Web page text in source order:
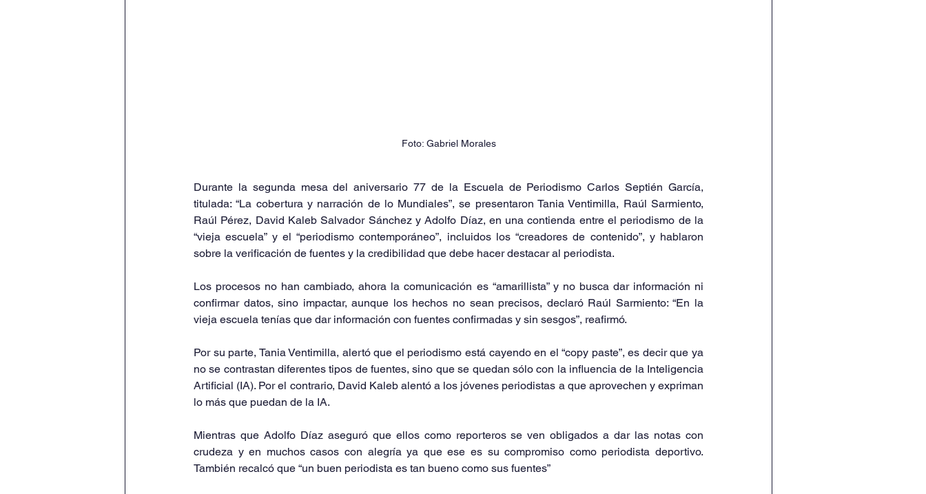
Foto: Gabriel Morales
Durante la segunda mesa del aniversario 77 de la Escuela de Periodismo Carlos Septién García,
titulada: “La cobertura y narración de lo Mundiales”, se presentaron Tania Ventimilla, Raúl Sarmiento,
Raúl Pérez, David Kaleb Salvador Sánchez y Adolfo Díaz, en una contienda entre el periodismo de la
“vieja escuela” y el “periodismo contemporáneo”, incluidos los “creadores de contenido”, y hablaron
sobre la verificación de fuentes y la credibilidad que debe hacer destacar al periodista.
Los procesos no han cambiado, ahora la comunicación es “amarillista” y no busca dar información ni
confirmar datos, sino impactar, aunque los hechos no sean precisos, declaró Raúl Sarmiento: “En la
vieja escuela tenías que dar información con fuentes confirmadas y sin sesgos”, reafirmó.
Por su parte, Tania Ventimilla, alertó que el periodismo está cayendo en el “copy paste”, es decir que ya
no se contrastan diferentes tipos de fuentes, sino que se quedan sólo con la influencia de la Inteligencia
Artificial (IA). Por el contrario, David Kaleb alentó a los jóvenes periodistas a que aprovechen y expriman
lo más que puedan de la IA.
Mientras que Adolfo Díaz aseguró que ellos como reporteros se ven obligados a dar las notas con
crudeza y en muchos casos con alegría ya que ese es su compromiso como periodista deportivo.
También recalcó que “un buen periodista es tan bueno como sus fuentes”